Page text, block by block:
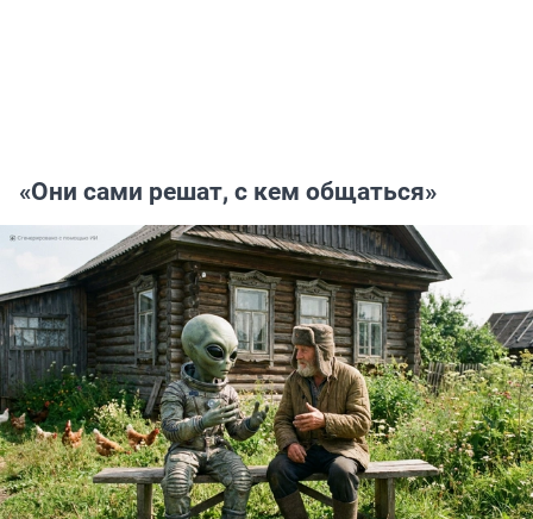
«Они сами решат, с кем общаться»